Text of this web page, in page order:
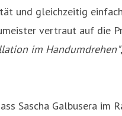
und gleichzeitig
vertraut auf die
im Handumdrehen"
Sascha Galbusera